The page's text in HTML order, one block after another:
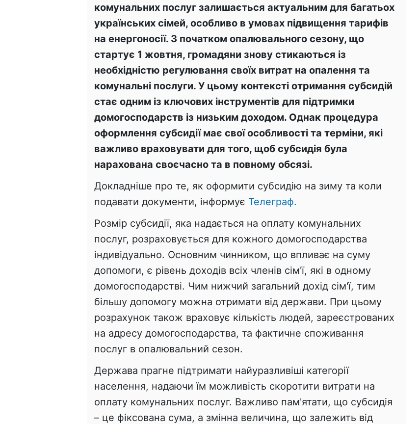
комунальних послуг залишається актуальним для багатьох
українських сімей, особливо в умовах підвищення тарифів
на енергоносії. З початком опалювального сезону, що
стартує 1 жовтня, громадяни знову стикаються із
необхідністю регулювання своїх витрат на опалення та
комунальні послуги. У цьому контексті отримання субсидій
стає одним із ключових інструментів для підтримки
домогосподарств із низьким доходом. Однак процедура
оформлення субсидії має свої особливості та терміни, які
важливо враховувати для того, щоб субсидія була
нарахована своєчасно та в повному обсязі.
Докладніше про те, як оформити субсидію на зиму та коли
подавати документи, інформує Телеграф.
Розмір субсидії, яка надається на оплату комунальних
послуг, розраховується для кожного домогосподарства
індивідуально. Основним чинником, що впливає на суму
допомоги, є рівень доходів всіх членів сім'ї, які в одному
домогосподарстві. Чим нижчий загальний дохід сім'ї, тим
більшу допомогу можна отримати від держави. При цьому
розрахунок також враховує кількість людей, зареєстрованих
на адресу домогосподарства, та фактичне споживання
послуг в опалювальний сезон.
Держава прагне підтримати найуразливіші категорії
населення, надаючи їм можливість скоротити витрати на
оплату комунальних послуг. Важливо пам'ятати, що субсидія
– це фіксована сума, а змінна величина, що залежить від